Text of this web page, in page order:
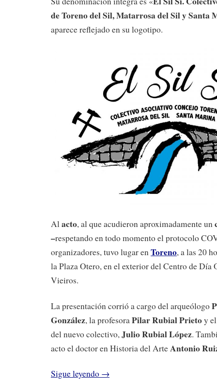
de Toreno del Sil, Matarrosa del Sil y Santa
aparece reflejado en su logotipo.
Alacto, al que acudieron aproximadamente un
–respetando en todo momento el protocolo
organizadores, tuvo lugar enToreno, a las 20
la Plaza Otero, en el exterior del Centro de Día
Vieiros.
La presentación corrió a cargo del arqueólogo
González, la profesora Pilar Rubial Prietoy
del nuevo colectivo, Julio Rubial López.
acto el doctor en Historia del ArteAntonio
Sigue leyendo →